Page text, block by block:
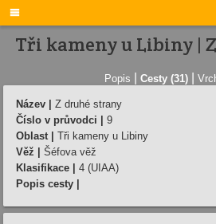

Tři kameny u Libiny |
Popis Cesty (31)
Název |
Z druhé strany
Číslo v průvodci |
9
Oblast |
Tři kameny u Libiny
Věž |
Šéfova věž
Klasifikace |
4 (UIAA)
Popis cesty |